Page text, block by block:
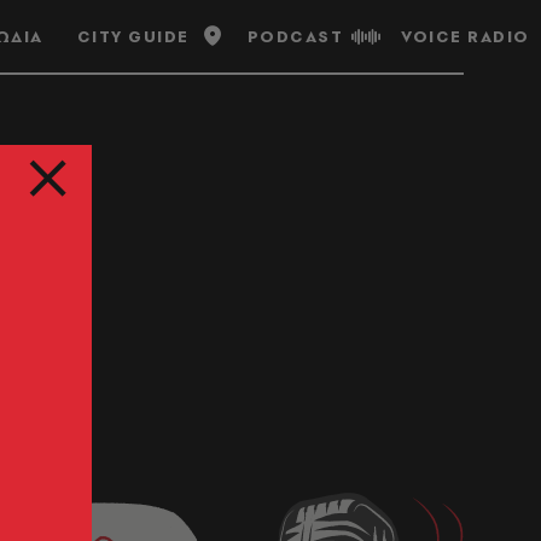
CITY GUIDE PODCAST VOICE RADIO